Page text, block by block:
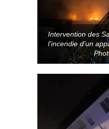
Intervention des
l’incendie d’un